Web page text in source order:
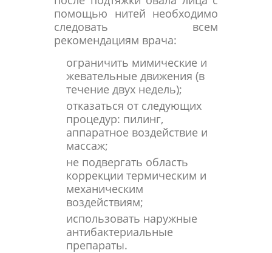
помощью нитей необходимо
следовать всем
рекомендациям врача:
ограничить мимические и
жевательные движения (в
течение двух недель);
отказаться от следующих
процедур: пилинг,
аппаратное воздействие и
массаж;
не подвергать область
коррекции термическим и
механическим
воздействиям;
использовать наружные
антибактериальные
препараты.